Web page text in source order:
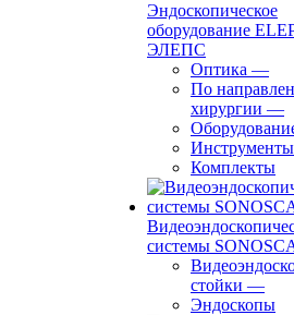
Эндоскопическое
оборудование
ЭЛЕПС
Оптика —
По
хирургии —
Инструменты
Комплекты
системы
стойки —
Эндоскопы